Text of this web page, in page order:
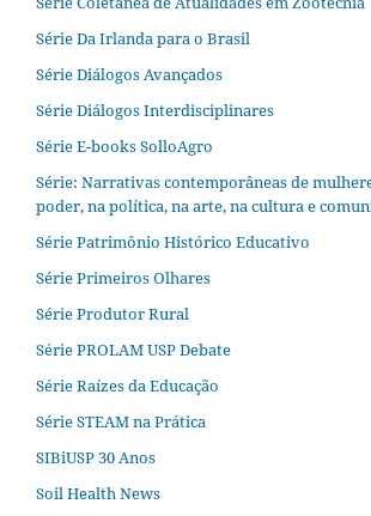
Série Da Irlanda para o Brasil
Série Diálogos Avançados
Série Diálogos Interdisciplinares
Série E-books SolloAgro
Série: Narrativas contemporâneas de
poder, na política, na arte, na cultura e
Série Patrimônio Histórico Educativo
Série Primeiros Olhares
Série Produtor Rural
Série PROLAM USP Debate
Série Raízes da Educação
Série STEAM na Prática
SIBiUSP 30 Anos
Soil Health News